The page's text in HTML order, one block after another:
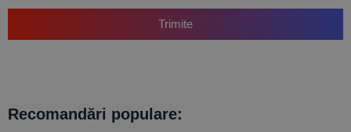
Trimite
Recomandări populare: